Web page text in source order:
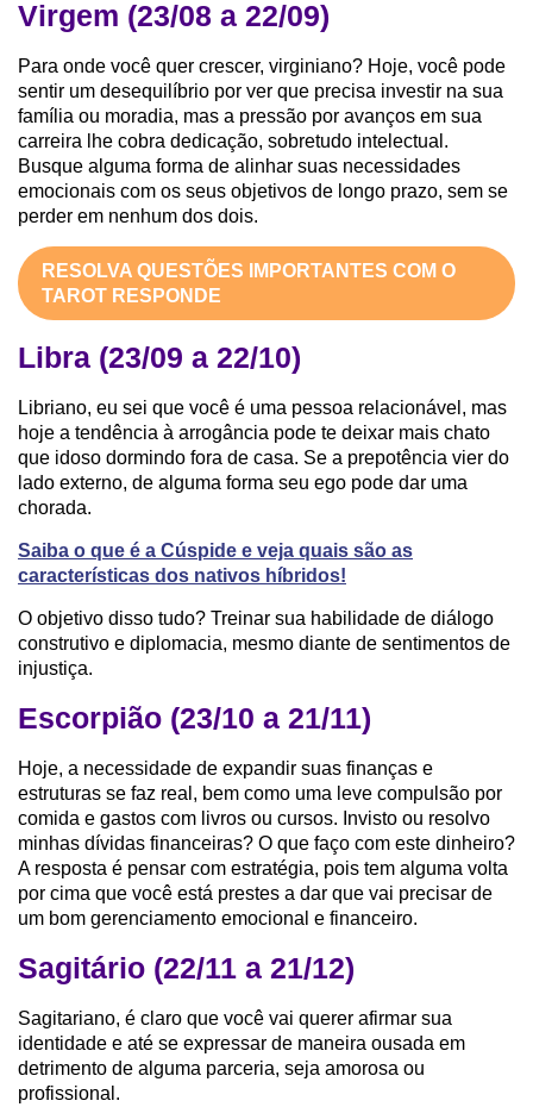
Virgem (23/08 a 22/09)
Para onde você quer crescer, virginiano? Hoje, você pode
sentir um desequilíbrio por ver que precisa investir na sua
família ou moradia, mas a pressão por avanços em sua
carreira lhe cobra dedicação, sobretudo intelectual.
Busque alguma forma de alinhar suas necessidades
emocionais com os seus objetivos de longo prazo, sem se
perder em nenhum dos dois.
RESOLVA QUESTÕES IMPORTANTES COM O
TAROT RESPONDE
Libra (23/09 a 22/10)
Libriano, eu sei que você é uma pessoa relacionável, mas
hoje a tendência à arrogância pode te deixar mais chato
que idoso dormindo fora de casa. Se a prepotência vier do
lado externo, de alguma forma seu ego pode dar uma
chorada.
Saiba o que é a Cúspide e veja quais são as
características dos nativos híbridos!
O objetivo disso tudo? Treinar sua habilidade de diálogo
construtivo e diplomacia, mesmo diante de sentimentos de
injustiça.
Escorpião (23/10 a 21/11)
Hoje, a necessidade de expandir suas finanças e
estruturas se faz real, bem como uma leve compulsão por
comida e gastos com livros ou cursos. Invisto ou resolvo
minhas dívidas financeiras? O que faço com este dinheiro?
A resposta é pensar com estratégia, pois tem alguma volta
por cima que você está prestes a dar que vai precisar de
um bom gerenciamento emocional e financeiro.
Sagitário (22/11 a 21/12)
Sagitariano, é claro que você vai querer afirmar sua
identidade e até se expressar de maneira ousada em
detrimento de alguma parceria, seja amorosa ou
profissional.